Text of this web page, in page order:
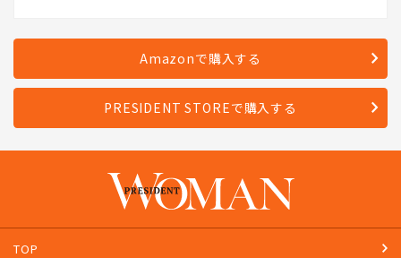
Amazonで購入する
PRESIDENT STOREで購入する
TOP